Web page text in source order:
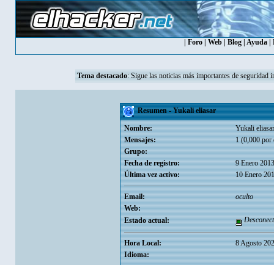
Foro Web Blog Ayuda
Tema destacado: Sigue las noticias más importantes de seguridad
Resumen - Yukali eliasar
Nombre:
Yukali eliasar
Mensajes:
1 (0,000 por
Grupo:
Fecha de registro:
9 Enero
Última vez activo:
10 Enero
Email:
oculto
Web:
Estado actual:
Hora Local:
8 Agosto
Idioma: